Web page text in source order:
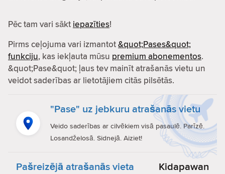
Pēc tam vari sākt iepazīties!
Pirms ceļojuma vari izmantot&quot;Pases&quot;
funkciju, kas iekļauta mūsu premium abonementos.
&quot;Pase&quot; ļaus tev mainīt atrašanās vietu un
veidot saderības ar lietotājiem citās pilsētās.
"Pase" uz jebkuru atrašanās vietu
Veido saderības ar cilvēkiem visā pasaulē. Parīzē.
Losandželosā. Sidnejā. Aiziet!
Pašreizējā atrašanās vieta Kidapawan